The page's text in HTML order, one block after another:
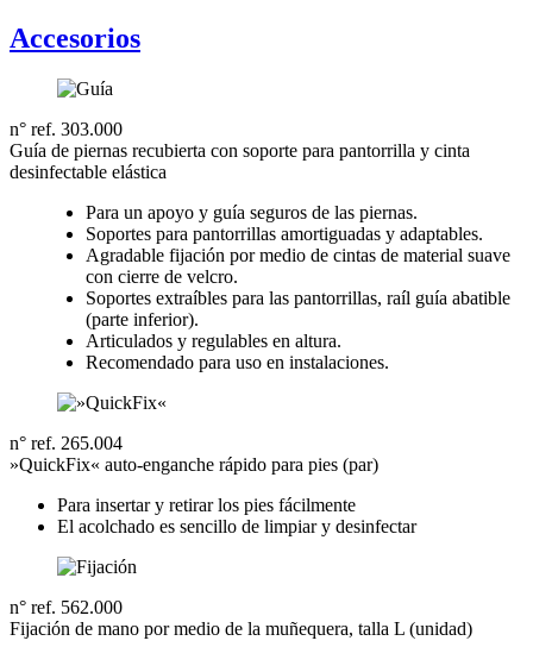
Accesorios
n° ref. 303.000
Guía de piernas recubierta con soporte para pantorrilla y cinta
desinfectable elástica
Para un apoyo y guía seguros de las piernas.
Soportes para pantorrillas amortiguadas y adaptables.
Agradable fijación por medio de cintas de material suave
con cierre de velcro.
Soportes extraíbles para las pantorrillas, raíl guía abatible
(parte inferior).
Articulados y regulables en altura.
Recomendado para uso en instalaciones.
n° ref. 265.004
»QuickFix« auto-enganche rápido para pies (par)
Para insertar y retirar los pies fácilmente
El acolchado es sencillo de limpiar y desinfectar
n° ref. 562.000
Fijación de mano por medio de la muñequera, talla L (unidad)